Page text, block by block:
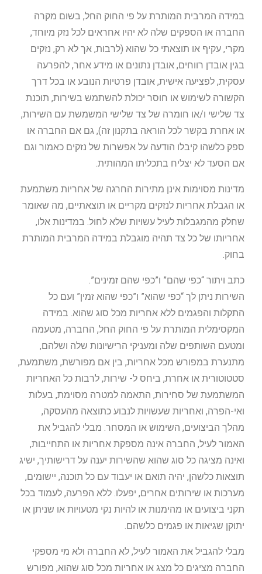
במידה המרבית המותרת על פי החוק החל, בשום מקרה
החברה או הספקים שלה לא יהיו אחראים לכל נזק מיוחד,
מקרי, עקיף או תוצאתי כל שהוא (לרבות, אך לא רק, נזקים
בגין אובדן רווחים, אובדן נתונים או מידע אחר, להפרעה
עסקית, לפציעה אישית, אובדן פרטיות הנובע או בכל דרך
הקשורה לשימוש או חוסר יכולת להשתמש בשירות, תוכנת
צד שלישי ו/או חומרה של צד שלישי המשמשת עם השירות,
או אחרת בקשר לכל הוראה בתקנון זה), גם אם החברה או
ספק כלשהו קיבלו הודעה על אפשרות של נזקים כאמור וגם
אם הסעד לא יצליח בתכליתו המהותית.
מדינות מסוימות אינן מתירות החרגה של אחריות משתמעת
או הגבלת אחריות לנזקים מקריים או תוצאתיים, מה שאומר
שחלק מהמגבלות לעיל עשויות שלא לחול. במדינות אלו,
אחריותו של כל צד תהיה מוגבלת במידה המרבית המותרת
בחוק.
כתב ויתור “כפי שהם” ו”כפי שהם זמינים”.
השירות ניתן לך “כפי שהוא” ו”כפי שהוא זמין” ועם כל
התקלות והפגמים ללא אחריות מכל סוג שהוא. במידה
המקסימלית המותרת על פי החוק החל, החברה, מטעמה
ומטעם השותפים שלה ומעניקי הרישיונות שלה ושלהם,
מתנערת במפורש מכל אחריות, בין אם מפורשת, משתמעת,
סטטוטורית או אחרת, ביחס ל- שירות, לרבות כל האחריות
המשתמעת של סחירות, התאמה למטרה מסוימת, בעלות
ואי-הפרה, ואחריות שעשויות לנבוע כתוצאה מהעסקה,
מהלך הביצועים, השימוש או המסחר. מבלי להגביל את
האמור לעיל, החברה אינה מספקת אחריות או התחייבות,
ואינה מציגה כל סוג שהוא שהשירות יענה על דרישותיך, ישיג
תוצאות כלשהן, יהיה תואם או יעבוד עם כל תוכנה, יישומים,
מערכות או שירותים אחרים, יפעלו. ללא הפרעה, לעמוד בכל
תקני ביצועים או מהימנות או להיות נקי מטעויות או שניתן או
יתוקן שגיאות או פגמים כלשהם.
מבלי להגביל את האמור לעיל, לא החברה ולא מי מספקי
החברה מציגים כל מצג או אחריות מכל סוג שהוא, מפורש